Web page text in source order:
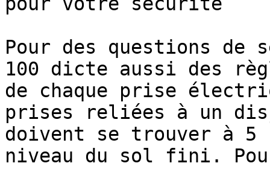
Pour des questions de
100 dicte aussi des
de chaque prise
prises reliées à un
doivent se trouver à 5
niveau du sol fini.